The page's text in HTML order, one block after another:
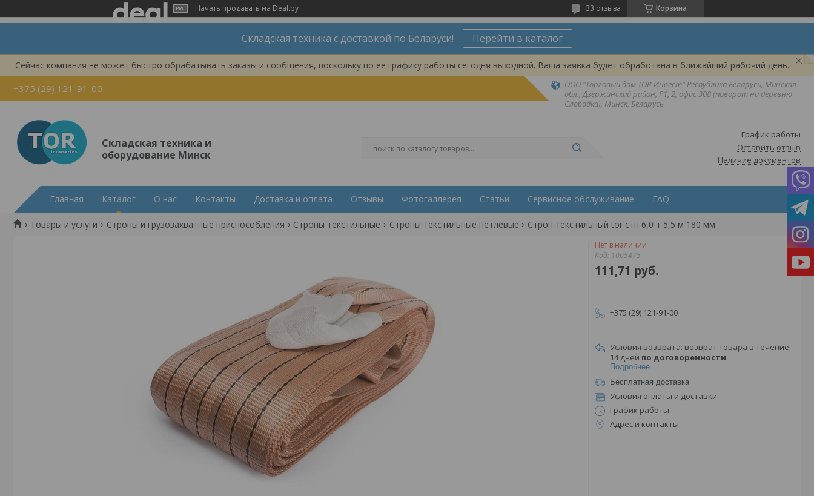
Начать продавать на Deal.by Корзина
33 отзыва
Складская техника с доставкой по Беларуси! Перейти в каталог
Сейчас компания не может быстро обрабатывать заказы и сообщения, поскольку по ее графику работы сегодня выходной. Ваша заявка будет обработана в ближайший рабочий день.
+375 (29) 121-91-00
ООО "Торговый дом ТОР-Инвест" Республика Беларусь, Минская
обл., Дзержинский район, Р1, 2, офис 308 (поворот на деревню
Слободка), Минск, Беларусь
Складская техника и
оборудование Минск
График работы
Оставить отзыв
Наличие документов
Главная Каталог О нас Контакты Доставка и оплата Отзывы Фотогаллерея Статьи Сервисное обслуживание FAQ
Товары и услуги Стропы и грузозахватные приспособления Стропы текстильные Стропы текстильные петлевые Строп текстильный tor стп 6,0 т 5,5 м 180 мм
Нет в наличии
Код: 1005475
111,71 руб.
+375 (29) 121-91-00
возврат товара в течение
14 дней по договоренности
Подробнее
Бесплатная доставка
Условия оплаты и доставки
График работы
Адрес и контакты